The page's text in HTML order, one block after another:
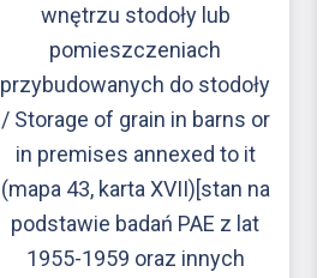
wnętrzu stodoły lub
pomieszczeniach
przybudowanych do stodoły
/ Storage of grain in barns or
in premises annexed to it
(mapa 43, karta XVII)[stan na
podstawie badań PAE z lat
1955-1959 oraz innych